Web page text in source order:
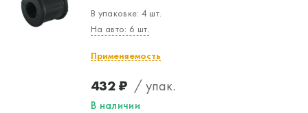
В упаковке: 4 шт.
На авто: 6 шт.
Применяемость
432 ₽ / упак.
В наличии